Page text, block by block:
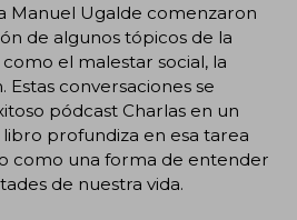
Manuel Ugalde comenzaron
de algunos tópicos de la
el malestar social, la
Estas conversaciones se
pódcast Charlas en un
profundiza en esa tarea
como una forma de entender
de nuestra vida.